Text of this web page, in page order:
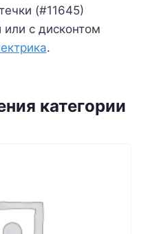
(#11645)
с дисконтом
.
категории